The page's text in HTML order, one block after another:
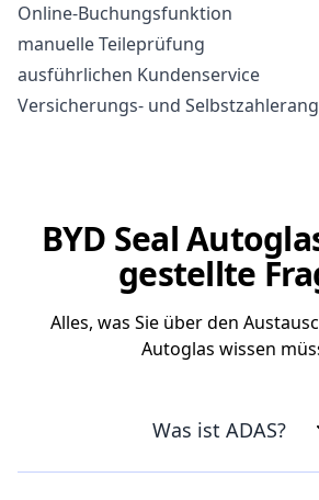
Online-Buchungsfunktion
manuelle Teileprüfung
ausführlichen Kundenservice
Versicherungs- und
BYD Seal
gestellte
Alles, was Sie über den
Autoglas wissen
Was ist ADAS?